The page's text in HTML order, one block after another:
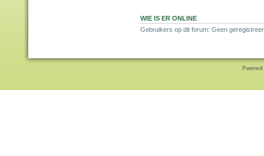
WIE IS ER ONLINE
Gebruikers op dit forum: Geen